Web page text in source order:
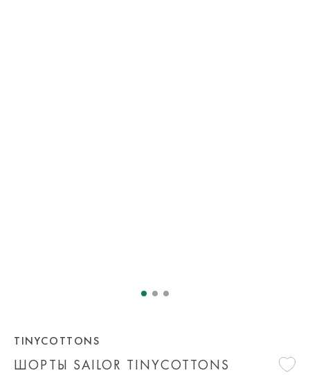
ШОРТЫ SAILOR TINYCOTTONS
TINYCOTTONS